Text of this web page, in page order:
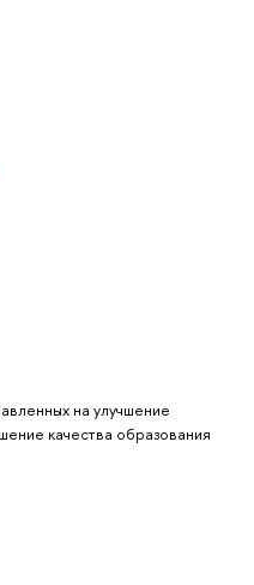
на улучшение
качества образования